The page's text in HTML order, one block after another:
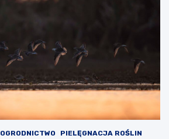
OGRODNICTWO
PIELĘGNACJA ROŚLIN